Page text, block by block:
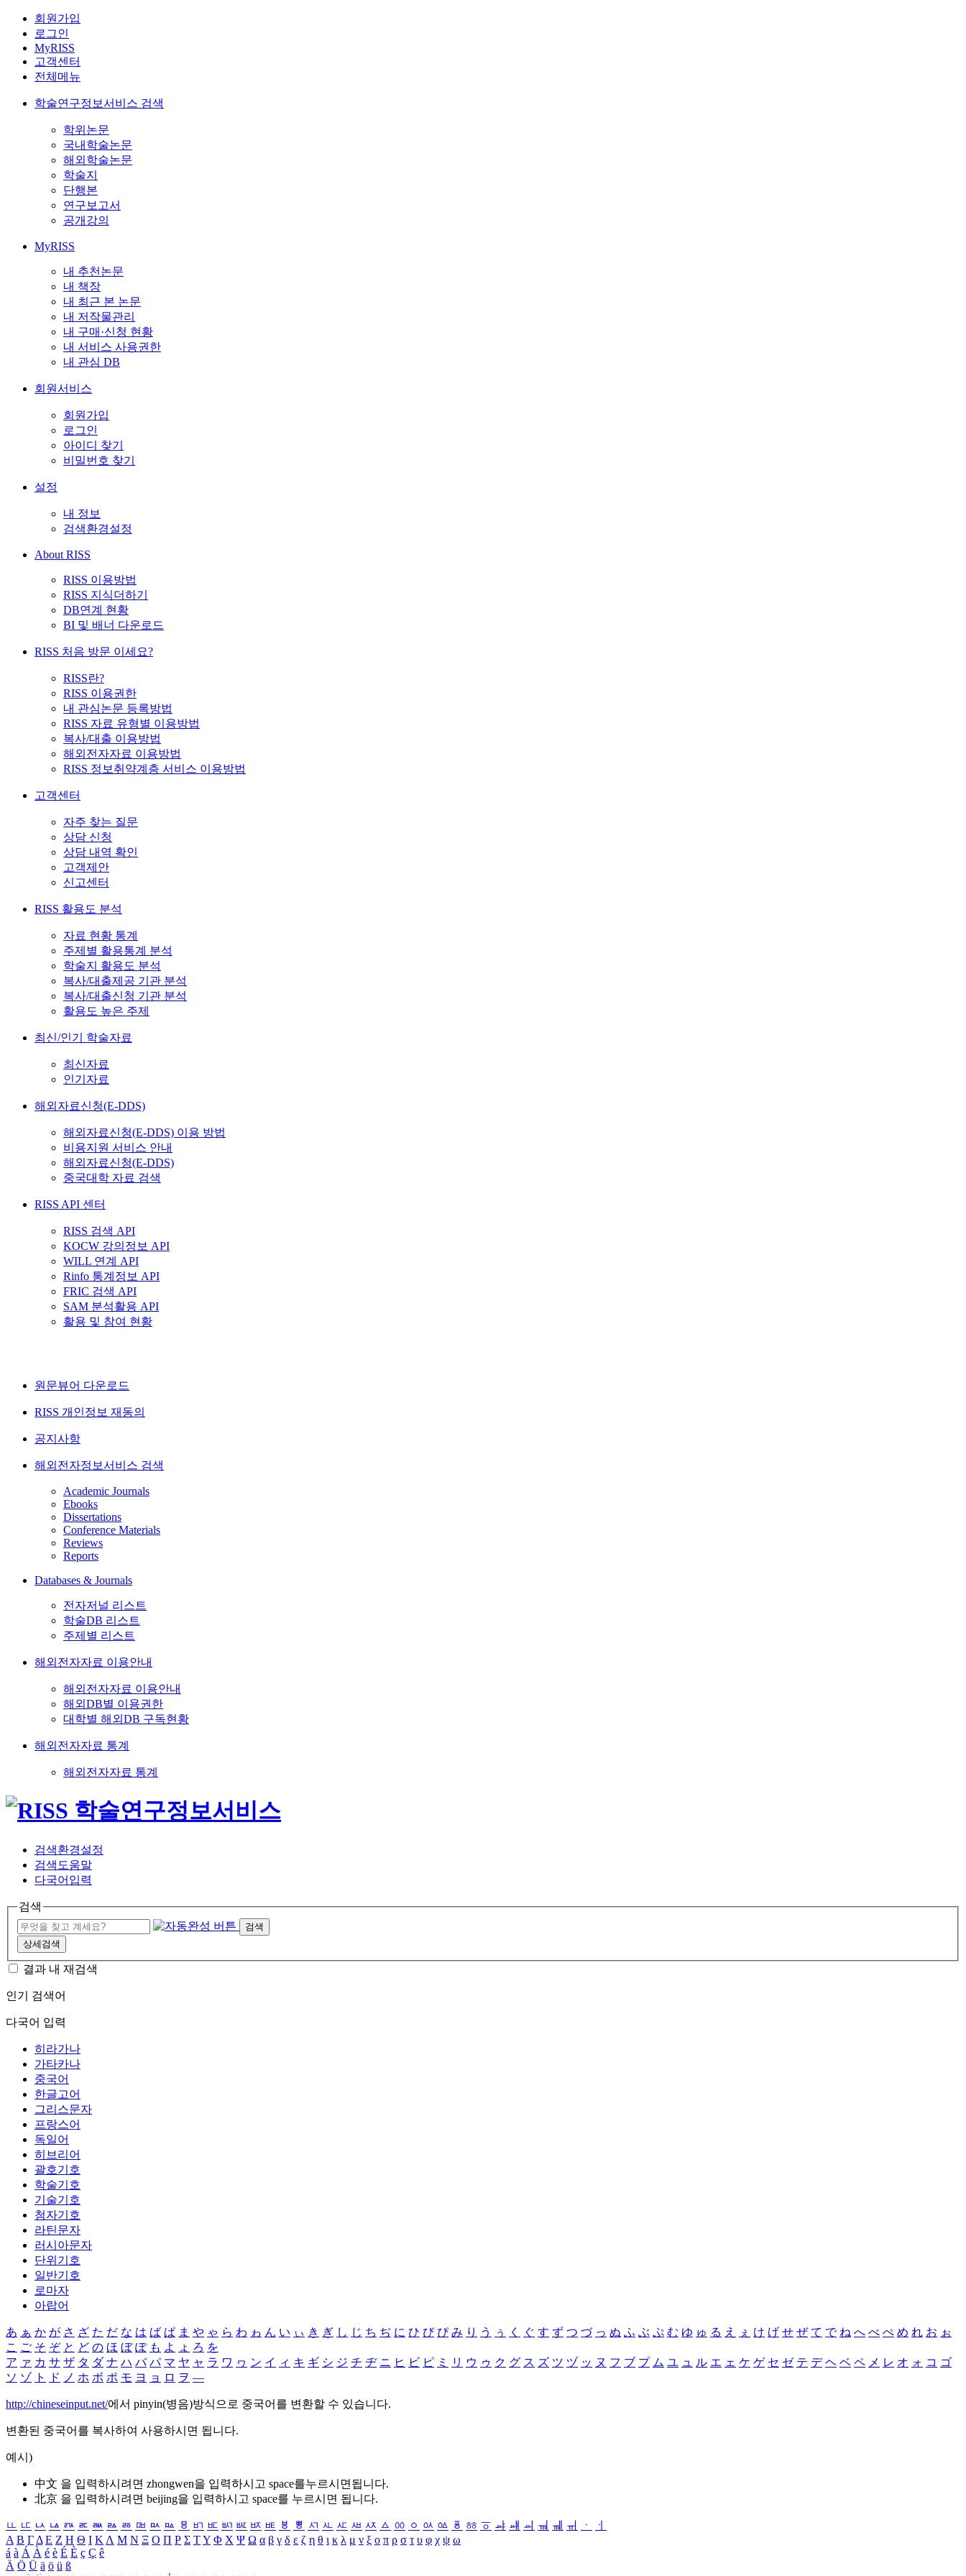
회원가입
로그인
MyRISS
고객센터
전체메뉴
학술연구정보서비스 검색
학위논문
국내학술논문
해외학술논문
학술지
단행본
연구보고서
공개강의
MyRISS
내 추천논문
내 책장
내 최근 본 논문
내 저작물관리
내 구매·신청 현황
내 서비스 사용권한
내 관심 DB
회원서비스
회원가입
로그인
아이디 찾기
비밀번호 찾기
설정
내 정보
검색환경설정
About RISS
RISS 이용방법
RISS 지식더하기
DB연계 현황
BI 및 배너 다운로드
RISS 처음 방문 이세요?
RISS란?
RISS 이용권한
내 관심논문 등록방법
RISS 자료 유형별 이용방법
복사/대출 이용방법
해외전자자료 이용방법
RISS 정보취약계층 서비스 이용방법
고객센터
자주 찾는 질문
상담 신청
상담 내역 확인
고객제안
신고센터
RISS 활용도 분석
자료 현황 통계
주제별 활용통계 분석
학술지 활용도 분석
복사/대출제공 기관 분석
복사/대출신청 기관 분석
활용도 높은 주제
최신/인기 학술자료
최신자료
인기자료
해외자료신청(E-DDS)
해외자료신청(E-DDS) 이용 방법
비용지원 서비스 안내
해외자료신청(E-DDS)
중국대학 자료 검색
RISS API 센터
RISS 검색 API
KOCW 강의정보 API
WILL 연계 API
Rinfo 통계정보 API
FRIC 검색 API
SAM 분석활용 API
활용 및 참여 현황
원문뷰어 다운로드
RISS 개인정보 재동의
공지사항
해외전자정보서비스 검색
Academic Journals
Ebooks
Dissertations
Conference Materials
Reviews
Reports
Databases & Journals
전자저널 리스트
학술DB 리스트
주제별 리스트
해외전자자료 이용안내
해외전자자료 이용안내
해외DB별 이용권한
대학별 해외DB 구독현황
해외전자자료 통계
해외전자자료 통계
검색환경설정
검색도움말
다국어입력
검색
검색
상세검색
결과 내 재검색
인기 검색어
다국어 입력
히라가나
가타카나
중국어
한글고어
그리스문자
프랑스어
독일어
히브리어
괄호기호
학술기호
기술기호
첨자기호
라틴문자
러시아문자
단위기호
일반기호
로마자
아랍어
あ ぁ か が さ ざ た だ な は ば ぱ ま や ゃ ら わ ゎ ん い ぃ き ぎ し じ ち ぢ に ひ び ぴ み り う ぅ く ぐ す ず つ づ っ ぬ ふ ぶ ぷ む ゆ ゅ る え ぇ け げ せ ぜ て で ね へ べ ぺ め れ お ぉ
こ ご そ ぞ と ど の ほ ぼ ぽ も よ ょ ろ を
ア ァ カ サ ザ タ ダ ナ ハ バ パ マ ヤ ャ ラ ワ ヮ ン イ ィ キ ギ シ ジ チ ヂ ニ ヒ ビ ピ ミ リ ウ ゥ ク グ ス ズ ツ ヅ ッ ヌ フ ブ プ ム ユ ュ ル エ ェ ケ ゲ セ ゼ テ デ ヘ ベ ペ メ レ オ ォ コ ゴ
ソ ゾ ト ド ノ ホ ボ ポ モ ヨ ョ ロ ヲ ―
http://chineseinput.net/에서 pinyin(병음)방식으로 중국어를 변환할 수 있습니다.
변환된 중국어를 복사하여 사용하시면 됩니다.
예시)
中文 을 입력하시려면 zhongwen을 입력하시고 space를누르시면됩니다.
北京 을 입력하시려면 beijing을 입력하시고 space를 누르시면 됩니다.
ㅥ ㅦ ㅧ ㅨ ㅩ ㅪ ㅫ ㅬ ㅭ ㅮ ㅯ ㅰ ㅱ ㅲ ㅳ ㅴ ㅵ ㅶ ㅷ ㅸ ㅹ ㅺ ㅻ ㅼ ㅽ ㅾ ㅿ ㆀ ㆁ ㆂ ㆃ ㆄ ㆅ ㆆ ㆇ ㆈ ㆉ ㆊ ㆋ ㆌ ㆍ
ㆎ
Α Β ΓΔ Ε Ζ Η Θ Ι ΚΛ Μ Ν Ξ Ο Π Ρ Σ ΤΥ Φ Χ Ψ Ω α β γ δ ε ζ η θ ι κ λ μ ν ξ ο π ρ σ τ υ φ χ ψ ω
á à Á À é è É È ç Ç ê
Ä Ö Ü ä ö ü ß